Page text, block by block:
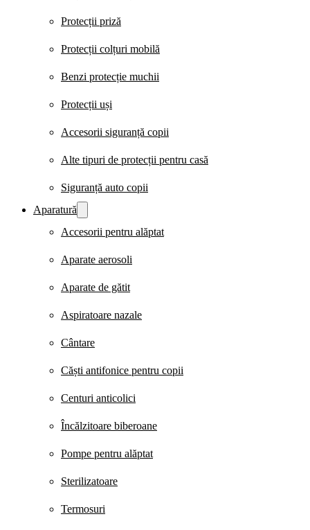
Protecții priză
Protecții colțuri mobilă
Benzi protecție muchii
Protecții uși
Accesorii siguranță copii
Alte tipuri de protecții pentru casă
Siguranță auto copii
Aparatură
Accesorii pentru alăptat
Aparate aerosoli
Aparate de gătit
Aspiratoare nazale
Cântare
Căști antifonice pentru copii
Centuri anticolici
Încălzitoare biberoane
Pompe pentru alăptat
Sterilizatoare
Termosuri